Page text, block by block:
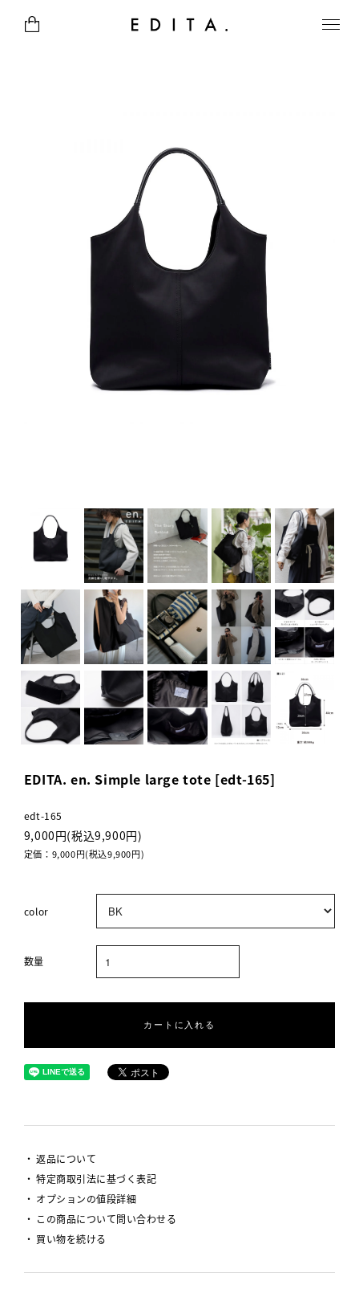
EDITA. en. Simple large tote [edt-165]
edt-165
9,000円(税込9,900円)
定価：9,000円(税込9,900円)
color
数量
カートに入れる
返品について
特定商取引法に基づく表記
オプションの値段詳細
この商品について問い合わせる
買い物を続ける